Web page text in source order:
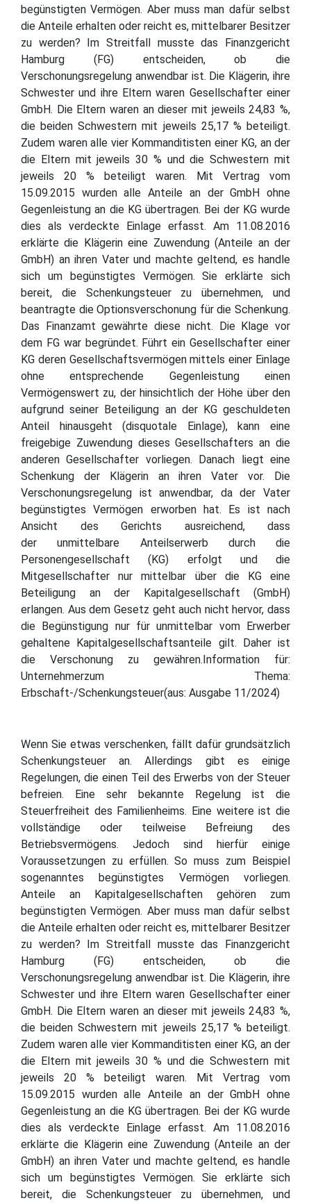
begünstigten Vermögen. Aber muss man dafür selbst
die Anteile erhalten oder reicht es, mittelbarer Besitzer
zu werden? Im Streitfall musste das Finanzgericht
Hamburg (FG) entscheiden, ob die
Verschonungsregelung anwendbar ist. Die Klägerin, ihre
Schwester und ihre Eltern waren Gesellschafter einer
GmbH. Die Eltern waren an dieser mit jeweils 24,83 %,
die beiden Schwestern mit jeweils 25,17 % beteiligt.
Zudem waren alle vier Kommanditisten einer KG, an der
die Eltern mit jeweils 30 % und die Schwestern mit
jeweils 20 % beteiligt waren. Mit Vertrag vom
15.09.2015 wurden alle Anteile an der GmbH ohne
Gegenleistung an die KG übertragen. Bei der KG wurde
dies als verdeckte Einlage erfasst. Am 11.08.2016
erklärte die Klägerin eine Zuwendung (Anteile an der
GmbH) an ihren Vater und machte geltend, es handle
sich um begünstigtes Vermögen. Sie erklärte sich
bereit, die Schenkungsteuer zu übernehmen, und
beantragte die Optionsverschonung für die Schenkung.
Das Finanzamt gewährte diese nicht. Die Klage vor
dem FG war begründet. Führt ein Gesellschafter einer
KG deren Gesellschaftsvermögen mittels einer Einlage
ohne entsprechende Gegenleistung einen
Vermögenswert zu, der hinsichtlich der Höhe über den
aufgrund seiner Beteiligung an der KG geschuldeten
Anteil hinausgeht (disquotale Einlage), kann eine
freigebige Zuwendung dieses Gesellschafters an die
anderen Gesellschafter vorliegen. Danach liegt eine
Schenkung der Klägerin an ihren Vater vor. Die
Verschonungsregelung ist anwendbar, da der Vater
begünstigtes Vermögen erworben hat. Es ist nach
Ansicht des Gerichts ausreichend, dass
der unmittelbare Anteilserwerb durch die
Personengesellschaft (KG) erfolgt und die
Mitgesellschafter nur mittelbar über die KG eine
Beteiligung an der Kapitalgesellschaft (GmbH)
erlangen. Aus dem Gesetz geht auch nicht hervor, dass
die Begünstigung nur für unmittelbar vom Erwerber
gehaltene Kapitalgesellschaftsanteile gilt. Daher ist
die Verschonung zu gewähren.Information für:
Unternehmerzum Thema:
Erbschaft-/Schenkungsteuer(aus: Ausgabe 11/2024)
Wenn Sie etwas verschenken, fällt dafür grundsätzlich
Schenkungsteuer an. Allerdings gibt es einige
Regelungen, die einen Teil des Erwerbs von der Steuer
befreien. Eine sehr bekannte Regelung ist die
Steuerfreiheit des Familienheims. Eine weitere ist die
vollständige oder teilweise Befreiung des
Betriebsvermögens. Jedoch sind hierfür einige
Voraussetzungen zu erfüllen. So muss zum Beispiel
sogenanntes begünstigtes Vermögen vorliegen.
Anteile an Kapitalgesellschaften gehören zum
begünstigten Vermögen. Aber muss man dafür selbst
die Anteile erhalten oder reicht es, mittelbarer Besitzer
zu werden? Im Streitfall musste das Finanzgericht
Hamburg (FG) entscheiden, ob die
Verschonungsregelung anwendbar ist. Die Klägerin, ihre
Schwester und ihre Eltern waren Gesellschafter einer
GmbH. Die Eltern waren an dieser mit jeweils 24,83 %,
die beiden Schwestern mit jeweils 25,17 % beteiligt.
Zudem waren alle vier Kommanditisten einer KG, an der
die Eltern mit jeweils 30 % und die Schwestern mit
jeweils 20 % beteiligt waren. Mit Vertrag vom
15.09.2015 wurden alle Anteile an der GmbH ohne
Gegenleistung an die KG übertragen. Bei der KG wurde
dies als verdeckte Einlage erfasst. Am 11.08.2016
erklärte die Klägerin eine Zuwendung (Anteile an der
GmbH) an ihren Vater und machte geltend, es handle
sich um begünstigtes Vermögen. Sie erklärte sich
bereit, die Schenkungsteuer zu übernehmen, und